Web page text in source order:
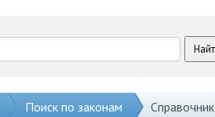
Поиск по законам Справочник